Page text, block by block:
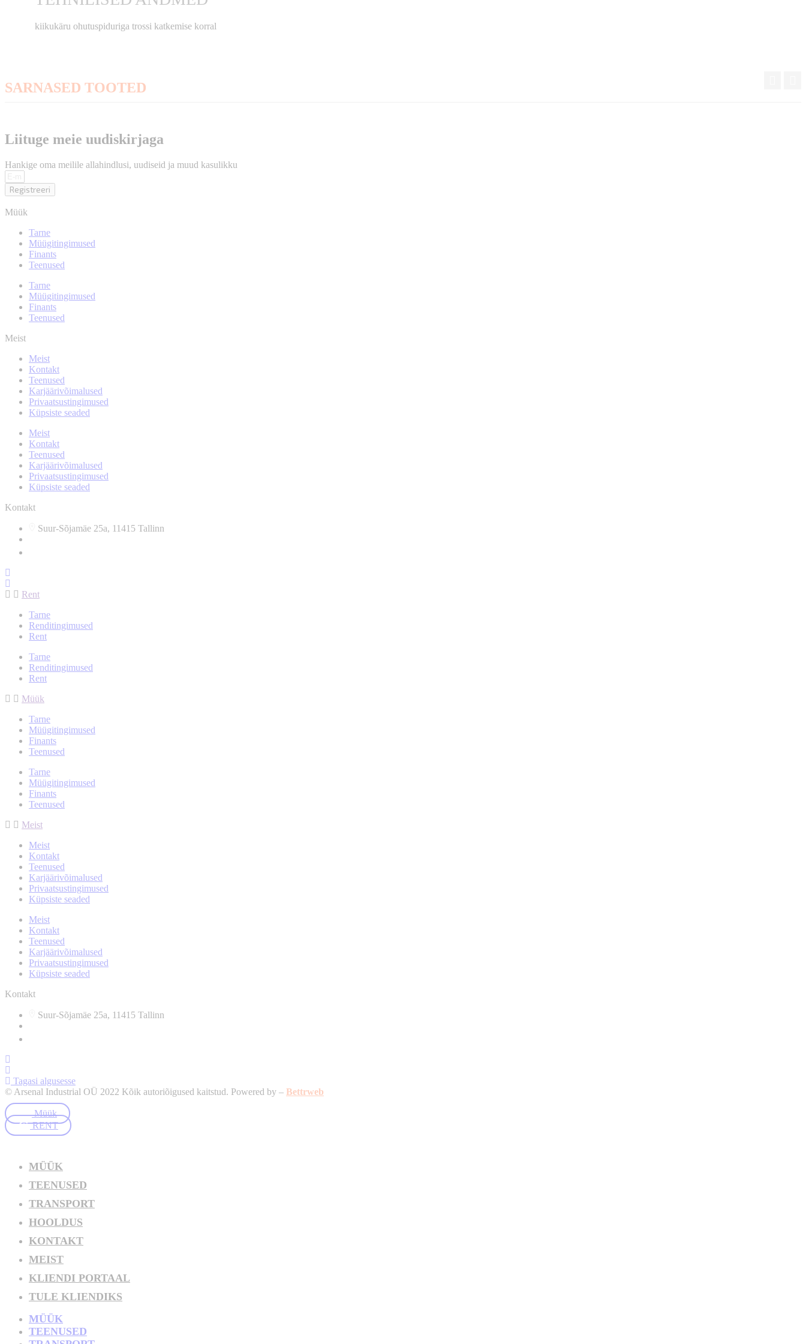
kiikukäru ohutuspiduriga trossi katkemise korral
SARNASED TOOTED
Liituge meie uudiskirjaga
Hankige oma meilile allahindlusi, uudiseid ja muud kasulikku
Registreeri
Müük
Tarne
Müügitingimused
Finants
Teenused
Tarne
Müügitingimused
Finants
Teenused
Meist
Meist
Kontakt
Teenused
Karjäärivõimalused
Privaatsustingimused
Küpsiste seaded
Meist
Kontakt
Teenused
Karjäärivõimalused
Privaatsustingimused
Küpsiste seaded
Kontakt
Suur-Sõjamäe 25a, 11415 Tallinn
Rent
Tarne
Renditingimused
Rent
Tarne
Renditingimused
Rent
Müük
Tarne
Müügitingimused
Finants
Teenused
Tarne
Müügitingimused
Finants
Teenused
Meist
Meist
Kontakt
Teenused
Karjäärivõimalused
Privaatsustingimused
Küpsiste seaded
Meist
Kontakt
Teenused
Karjäärivõimalused
Privaatsustingimused
Küpsiste seaded
Kontakt
Suur-Sõjamäe 25a, 11415 Tallinn
Tagasi algusesse
© Arsenal Industrial OÜ 2022 Kõik autoriõigused kaitstud. Powered by – Bettrweb
Müük
RENT
MÜÜK
TEENUSED
TRANSPORT
HOOLDUS
KONTAKT
MEIST
KLIENDI PORTAAL
TULE KLIENDIKS
MÜÜK
TEENUSED